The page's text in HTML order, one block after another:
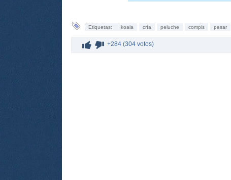
Etiquetas: koala cría peluche compis pesar
+284 (304 votos)